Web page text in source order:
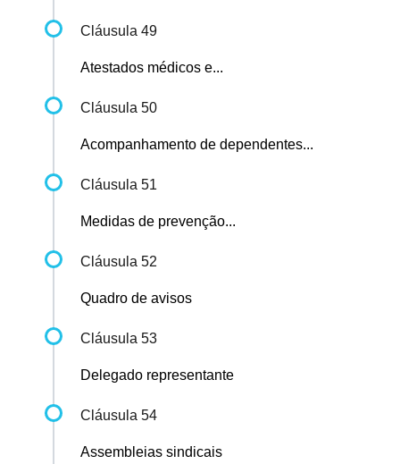
Cláusula 49
Atestados médicos e...
Cláusula 50
Acompanhamento de dependentes...
Cláusula 51
Medidas de prevenção...
Cláusula 52
Quadro de avisos
Cláusula 53
Delegado representante
Cláusula 54
Assembleias sindicais